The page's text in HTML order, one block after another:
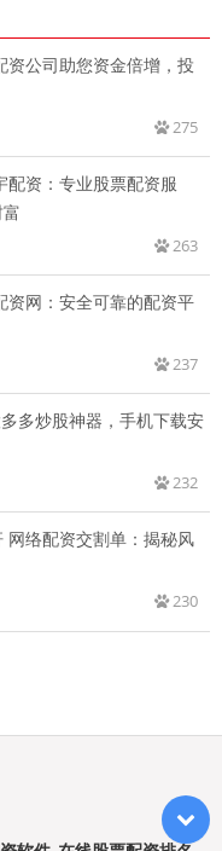
资公司助您资金倍增，投
275
配资：专业股票配资服
263
资网：安全可靠的配资平
237
多炒股神器，手机下载安
232
网络配资交割单：揭秘风
230